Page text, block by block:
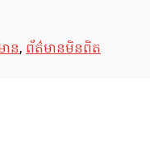
ន, ព័ត៌មានមិនពិត